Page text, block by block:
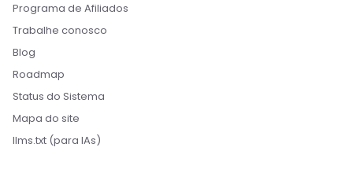
Programa de Afiliados
Trabalhe conosco
Blog
Roadmap
Status do Sistema
Mapa do site
llms.txt (para IAs)